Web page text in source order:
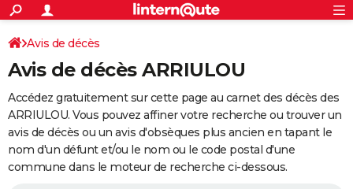
ACTUALITÉS
Politique
Société
Faits Divers
Education
Monde
Villes
+
SPORT
Coupe du monde 2026
Football
Tennis
Cyclisme
Rugby
Forum
Programme TV
TNT
Streaming
Cinéma
Sorties cinéma
Musique
+
FINANCE
Retraite
Epargne
Immobilier
Risques naturels par ville
Banque
Assurance
AUTO
Essais
Réserver un essai
Citadines
Berlines
SUV
Forum auto
+
Avis de décès
Avis de décès ARRIULOU
Accédez gratuitement sur cette page au carnet des décès des
ARRIULOU. Vous pouvez affiner votre recherche ou trouver un
avis de décès ou un avis d'obsèques plus ancien en tapant le
nom d'un défunt et/ou le nom ou le code postal d'une
commune dans le moteur de recherche ci-dessous.